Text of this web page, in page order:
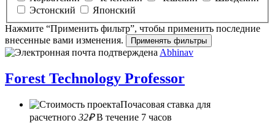
Эстонский
Японский
Нажмите “Применить фильтр”, чтобы применить последние
внесенные вами изменения.
Abhinav
Forest Technology Professor
Почасовая ставка для
расчетного 32₽В течение 7 часов